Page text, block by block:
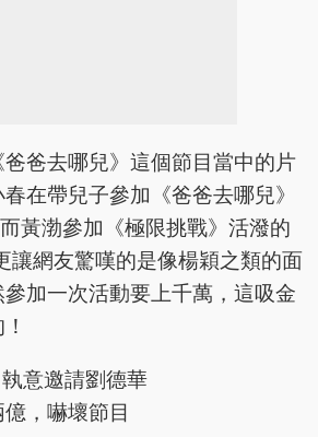
爸去哪兒》這個節目當中的片
在帶兒子參加《爸爸去哪兒》
黃渤參加《極限挑戰》活潑的
讓網友驚嘆的是像楊穎之類的面
加一次活動要上千萬，這吸金